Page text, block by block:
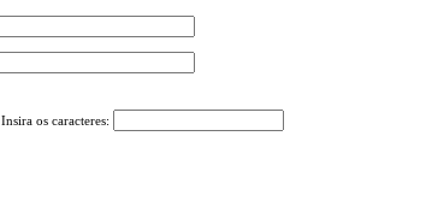
Insira os caracteres: